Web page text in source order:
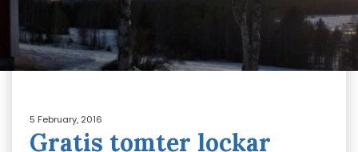
5 February, 2016
Gratis tomter lockar